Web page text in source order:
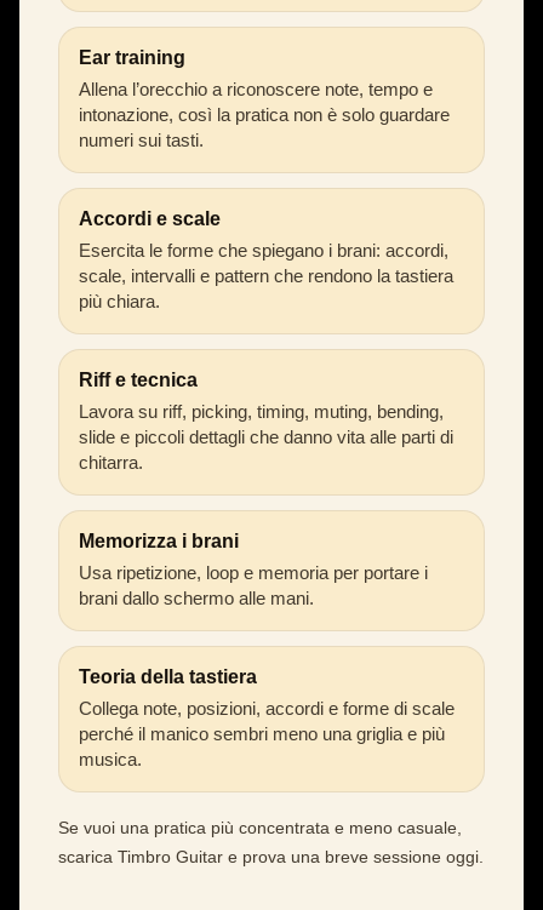
Ear training
Allena l’orecchio a riconoscere note, tempo e
intonazione, così la pratica non è solo guardare
numeri sui tasti.
Accordi e scale
Esercita le forme che spiegano i brani: accordi,
scale, intervalli e pattern che rendono la tastiera
più chiara.
Riff e tecnica
Lavora su riff, picking, timing, muting, bending,
slide e piccoli dettagli che danno vita alle parti di
chitarra.
Memorizza i brani
Usa ripetizione, loop e memoria per portare i
brani dallo schermo alle mani.
Teoria della tastiera
Collega note, posizioni, accordi e forme di scale
perché il manico sembri meno una griglia e più
musica.
Se vuoi una pratica più concentrata e meno casuale,
scarica Timbro Guitar e prova una breve sessione oggi.